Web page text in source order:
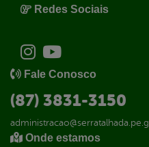
Redes Sociais
Fale Conosco
(87) 3831-3150
Onde estamos